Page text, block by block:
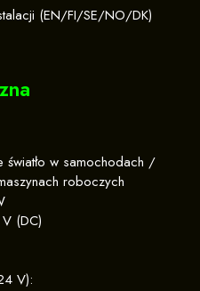
(EN/FI/SE/NO/DK)
światło w samochodach /
roboczych
(DC)
V):